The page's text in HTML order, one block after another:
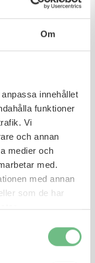
Om
innehållet
funktioner
Vi
och annan
medier och
med.
med annan
som de har
vi fram